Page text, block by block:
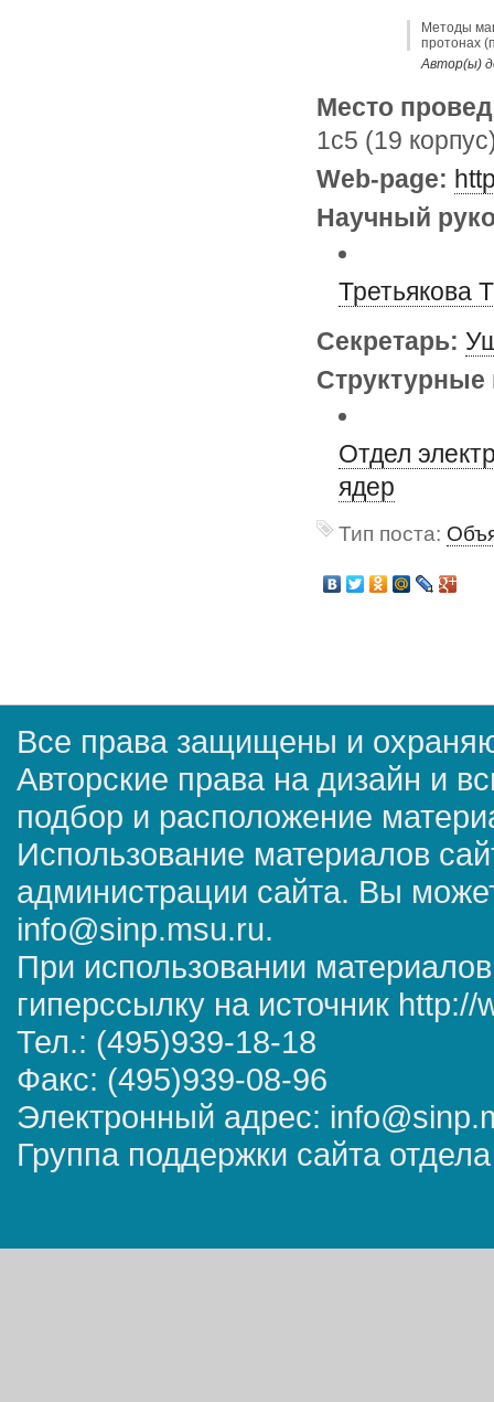
Методы
протонах
Автор(ы)
Место
1с5 (19
Web-page:
Научный
Третьякова
Секретарь:
Структурные
Отдел
ядер
Тип поста:
Все права защищены и
Авторские права на дизайн и
подбор и расположение
Использование материалов
администрации сайта. Вы
info@sinp.msu.ru.
При использовании
гиперссылку на источник
Тел.: (495)939-18-18
Факс: (495)939-08-96
Электронный адрес:
Группа поддержки сайта